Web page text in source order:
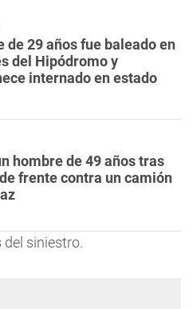
de 29 años fue baleado en
del Hipódromo y
internado en estado
hombre de 49 años tras
frente contra un camión
del siniestro.